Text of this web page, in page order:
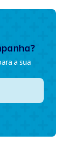
a sua